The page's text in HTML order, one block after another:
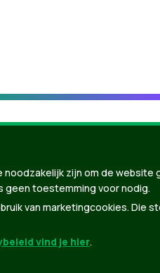
| Gebouwd door
zijn om de website
geen toestemming voor nodig.
van marketingcookies. Die
vind je hier.